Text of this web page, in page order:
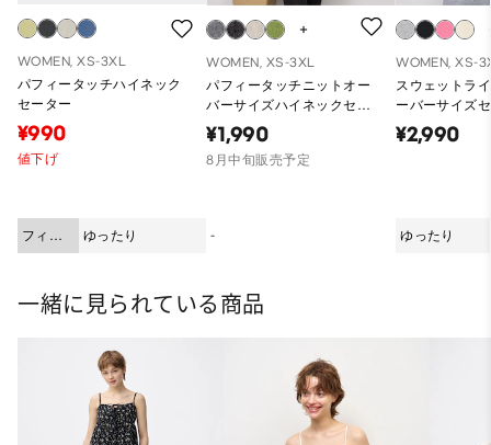
WOMEN, XS-3XL
パフィータッチハイネック
セーター
¥990
値下げ
フィッ
ト
ゆったり
WOMEN, XS-3XL
パフィータッチニットオー
バーサイズハイネックセー
ターCL
¥1,990
8月中旬販売予定
-
WOMEN, XS-
スウェットラ
ーバーサイズ
¥2,990
ゆったり
一緒に見られている商品